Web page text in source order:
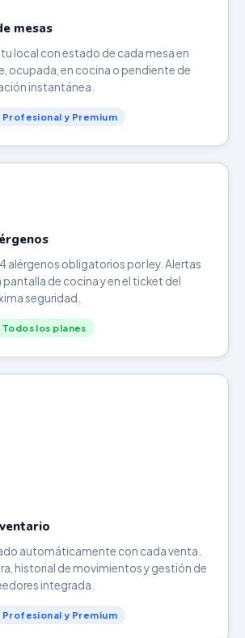
mesas
local con estado de cada mesa en
ocupada, en cocina o pendiente de
instantánea.
y Premium
alérgenos obligatorios por ley. Alertas
de cocina y en el ticket del
seguridad.
los planes
automáticamente con cada venta.
historial de movimientos y gestión de
integrada.
y Premium